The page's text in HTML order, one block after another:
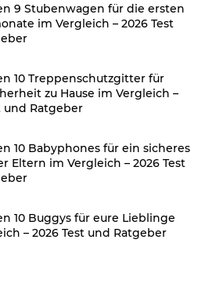
9 Stubenwagen für die ersten
im Vergleich – 2026 Test
10 Treppenschutzgitter für
zu Hause im Vergleich –
und Ratgeber
10 Babyphones für ein sicheres
Eltern im Vergleich – 2026 Test
10 Buggys für eure Lieblinge
– 2026 Test und Ratgeber